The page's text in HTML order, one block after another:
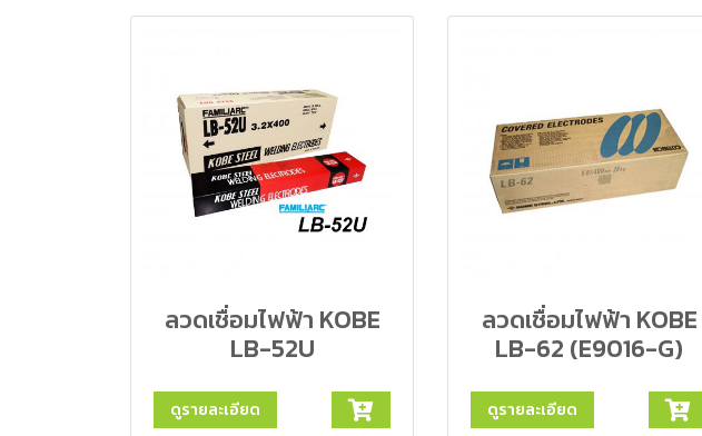
ลวดเชื่อมไฟฟ้า KOBE
LB-52U
ดูรายละเอียด
ลวดเชื่อมไฟฟ้า KOBE
LB-62 (E9016-G)
ดูรายละเอียด